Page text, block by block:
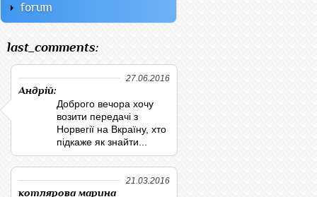
forum
last_comments:
27.06.2016
Андрій:
Доброго вечора хочу
возити передачі з
Норвегії на Вкраїну, хто
підкаже як знайти...
21.03.2016
котлярова марина